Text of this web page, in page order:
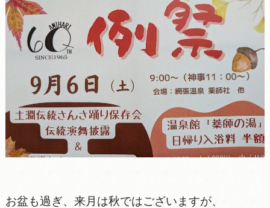
お盆も過ぎ、来月は秋ではございますが、